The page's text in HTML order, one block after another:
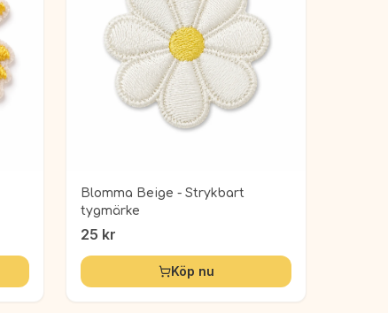
Blomma Beige - Strykbart
tygmärke
25 kr
Köp nu